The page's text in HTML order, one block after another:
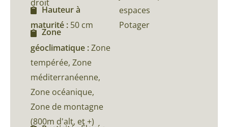
droit
Hauteur à
maturité : 50 cm
Zone
géoclimatique :Zone
tempérée, Zone
méditerranéenne,
Zone océanique,
Zone de montagne
(800m d'alt, et +)
espaces
Potager